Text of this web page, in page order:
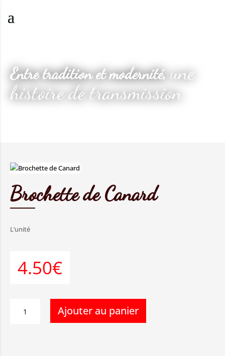
Entre tradition et modernité,une
histoire de transmission
Brochette de Canard
L’unité
4.50€
Ajouter au panier